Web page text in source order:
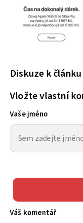
Diskuze k článku
Vložte vlastní
Vaše jméno
Váš komentář